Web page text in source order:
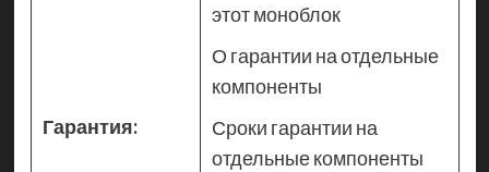
Гарантия:
этот моноблок
О гарантии на отдельные
компоненты
Сроки гарантии на
отдельные компоненты